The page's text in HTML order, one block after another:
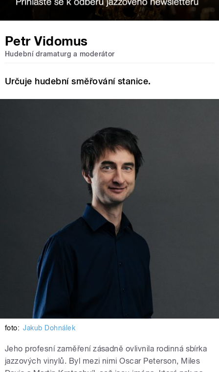
Petr Vidomus
Hudební dramaturg a moderátor
Určuje hudební směřování stanice.
foto: Jakub Dohnálek
Jeho profesní zaměření zásadně ovlivnila rodinná sbírka
jazzových vinylů. Byl mezi nimi Oscar Peterson, Miles